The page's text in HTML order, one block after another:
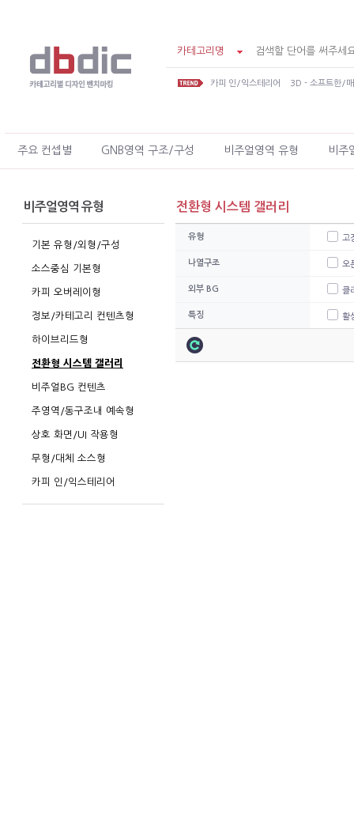
카테고리명
카피 인/익스테리어 3D - 소프트한/
주요 컨셉별 GNB영역 구조/구성 비주얼영역 유형 비주
비주얼영역 유형
기본 유형/외형/구성
소스중심 기본형
카피 오버레이형
정보/카테고리 컨텐츠형
하이브리드형
전환형 시스템 갤러리
비주얼BG 컨텐츠
주영역/동구조내 예속형
상호 화면/UI 작용형
무형/대체 소스형
카피 인/익스테리어
전환형 시스템 갤러리
유형 고
나열구조 오
외부 BG 클
특징 활